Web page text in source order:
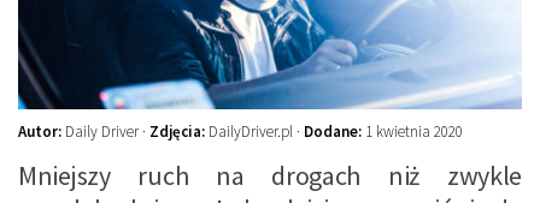
Autor: Daily Driver · Zdjęcia: DailyDriver.pl · Dodane: 1 kwietnia 2020
Mniejszy ruch na drogach niż zwykle